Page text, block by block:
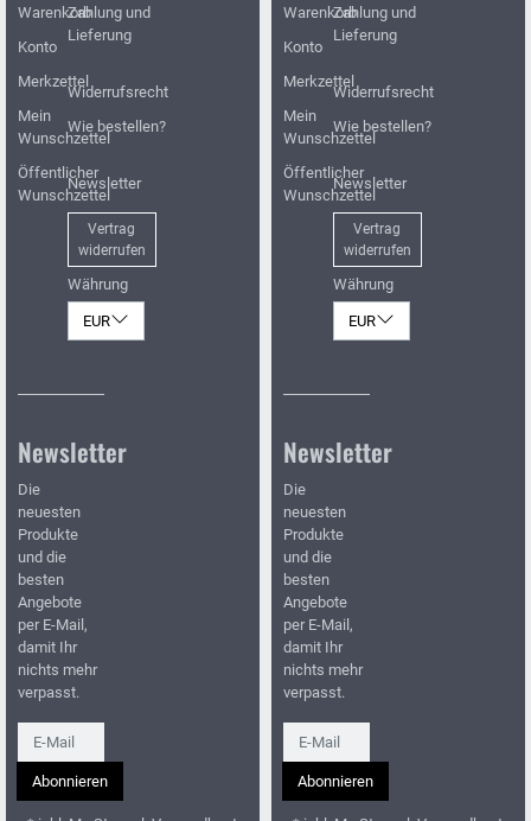
Warenkorb
Konto
Merkzettel
Mein
Wunschzettel
Öffentlicher
Wunschzettel
Zahlung und
Lieferung
Widerrufsrecht
Wie bestellen?
Newsletter
Vertrag
widerrufen
Währung
EUR
Newsletter
Die
neuesten
Produkte
und die
besten
Angebote
per E-Mail,
damit Ihr
nichts mehr
verpasst.
Newsletter
Abonnieren
Warenkorb
Konto
Merkzettel
Mein
Wunschzettel
Öffentlicher
Wunschzettel
Zahlung und
Lieferung
Widerrufsrecht
Wie bestellen?
Newsletter
Vertrag
widerrufen
Währung
EUR
Newsletter
Die
neuesten
Produkte
und die
besten
Angebote
per E-Mail,
damit Ihr
nichts mehr
verpasst.
Newsletter
Abonnieren